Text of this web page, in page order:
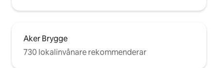
Aker Brygge
730 lokalinvånare rekommenderar